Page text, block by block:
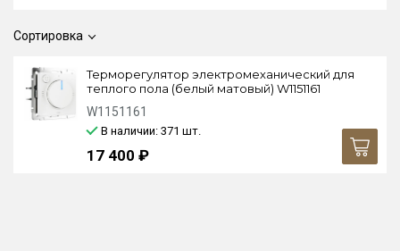
Сортировка
Терморегулятор электромеханический для
теплого пола (белый матовый) W1151161
W1151161
В наличии: 371 шт.
17 400 ₽